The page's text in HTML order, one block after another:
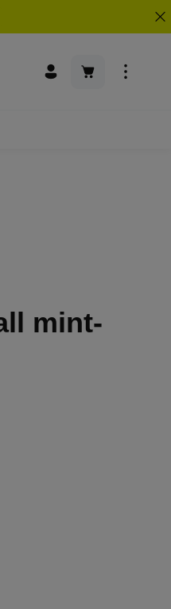
Warenkorb
mint-
verfügbar.)
zurzeit nicht verfügbar.)